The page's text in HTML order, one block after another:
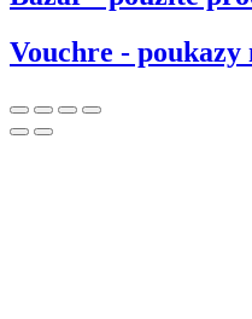
Vouchre - poukazy